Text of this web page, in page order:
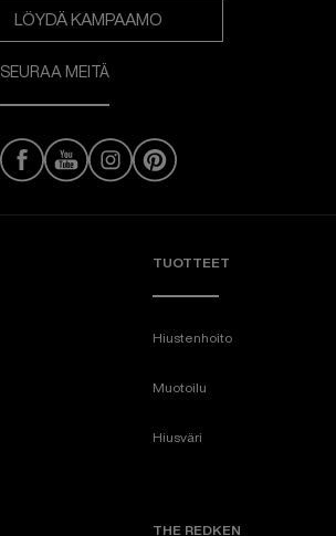
LÖYDÄ KAMPAAMO
SEURAA MEITÄ
TUOTTEET
Hiustenhoito
Muotoilu
Hiusväri
THE REDKEN